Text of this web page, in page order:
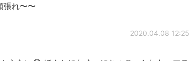
張れ〜〜
2020.04.08 12:25